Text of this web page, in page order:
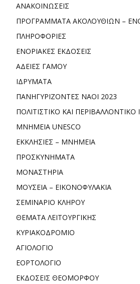
ΑΝΑΚΟΙΝΩΣΕΙΣ
ΠΡΟΓΡΑΜΜΑΤΑ ΑΚΟΛΟΥΘΙΩΝ –
ΠΛΗΡΟΦΟΡΙΕΣ
ΕΝΟΡΙΑΚΕΣ ΕΚΔΟΣΕΙΣ
ΑΔΕΙΕΣ ΓΑΜΟΥ
ΙΔΡΥΜΑΤΑ
ΠΑΝΗΓΥΡΙΖΟΝΤΕΣ ΝΑΟΙ 2023
ΠΟΛΙΤΙΣΤΙΚΟ ΚΑΙ ΠΕΡΙΒΑΛΛΟΝΤΙΚΟ
ΜΝΗΜΕΙΑ UNESCO
ΕΚΚΛΗΣΙΕΣ – ΜΝΗΜΕΙΑ
ΠΡΟΣΚΥΝΗΜΑΤΑ
ΜΟΝΑΣΤΗΡΙΑ
ΜΟΥΣΕΙΑ – ΕΙΚΟΝΟΦΥΛΑΚΙΑ
ΣΕΜΙΝΑΡΙΟ ΚΛΗΡΟΥ
ΘΕΜΑΤΑ ΛΕΙΤΟΥΡΓΙΚΗΣ
ΚΥΡΙΑΚΟΔΡΟΜΙΟ
ΑΓΙΟΛΟΓΙΟ
ΕΟΡΤΟΛΟΓΙΟ
ΕΚΔΟΣΕΙΣ ΘΕΟΜΟΡΦΟΥ